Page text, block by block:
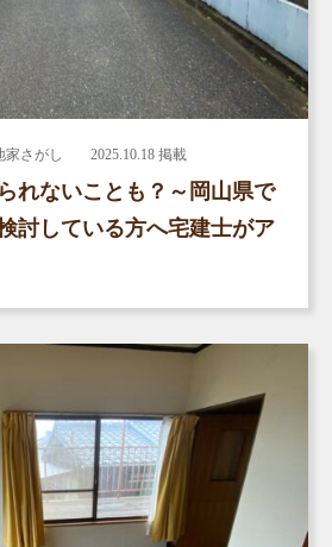
家さがし 2025.10.18 掲載
れないことも？～岡山県で
討している方へ宅建士がア